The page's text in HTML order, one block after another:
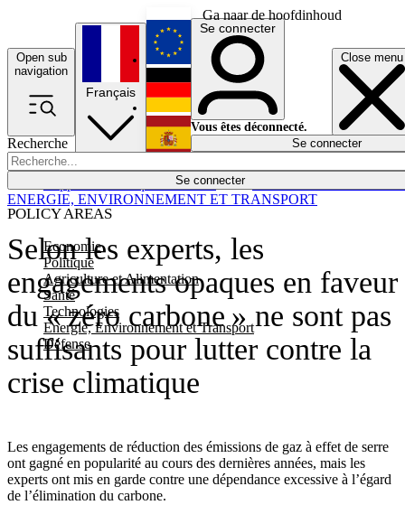
Ga naar de hoofdinhoud
Open sub
navigation
Close menu
Recherche
Se connecter
POLICY AREAS
Economie
Politique
Agriculture et Alimentation
Santé
Technologies
Energie, Environnement et Transport
Défense
Économie
Français
English
Deutsch
Español
Se connecter
Vous êtes déconnecté.
Se connecter
Selon les experts, les
engagements opaques en faveur
du « zéro carbone » ne sont pas
suffisants pour lutter contre la
crise climatique
Les engagements de réduction des émissions de gaz à effet de serre
ont gagné en popularité au cours des dernières années, mais les
experts ont mis en garde contre une dépendance excessive à l’égard
de l’élimination du carbone.
ENERGIE, ENVIRONNEMENT ET TRANSPORT